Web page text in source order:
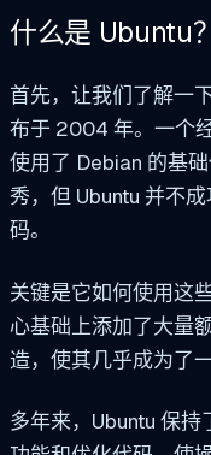
什么是 Ubuntu？
首先，让我们了解一
布于 2004 年。一个
使用了 Debian 的基
秀，但 Ubuntu 并不
码。
关键是它如何使用这
心基础上添加了大量
造，使其几乎成为了
多年来，Ubuntu 保